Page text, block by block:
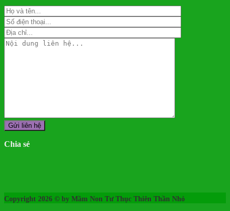
Chia sẻ
Copyright 2026 © by Mầm Non Tư Thục Thiên Thần Nhỏ